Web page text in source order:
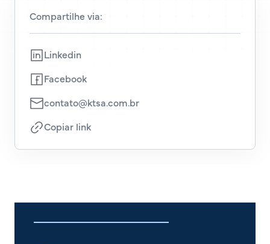
Compartilhe via:
Linkedin
Facebook
contato@ktsa.com.br
Copiar link